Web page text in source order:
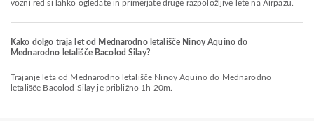
vozni red si lahko ogledate in primerjate druge razpoložljive lete na Airpazu.
Kako dolgo traja let od Mednarodno letališče Ninoy Aquino do
Mednarodno letališče Bacolod Silay?
Trajanje leta od Mednarodno letališče Ninoy Aquino do Mednarodno
letališče Bacolod Silay je približno 1h 20m.